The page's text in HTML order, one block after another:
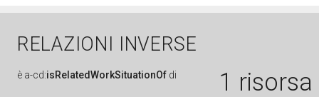
RELAZIONI INVERSE
è a-cd:isRelatedWorkSituationOf di 1 risorsa